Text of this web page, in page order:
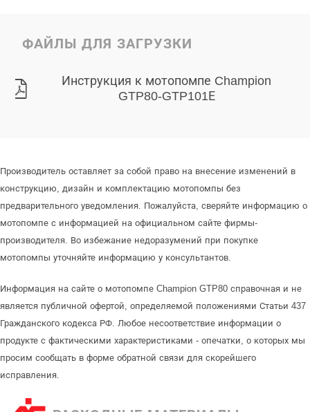
ФАЙЛЫ ДЛЯ ЗАГРУЗКИ
Инструкция к мотопомпе Champion
GTP80-GTP101Е
Производитель оставляет за собой право на внесение изменений в
конструкцию, дизайн и комплектацию мотопомпы без
предварительного уведомления. Пожалуйста, сверяйте информацию о
мотопомпе с информацией на официальном сайте фирмы-
производителя. Во избежание недоразумений при покупке
мотопомпы уточняйте информацию у консультантов.
Информация на сайте о мотопомпе Champion GTP80 справочная и не
является публичной офертой, определяемой положениями Статьи 437
Гражданского кодекса РФ. Любое несоответствие информации о
продукте с фактическими характеристиками - опечатки, о которых мы
просим сообщать в форме обратной связи для скорейшего
исправления.